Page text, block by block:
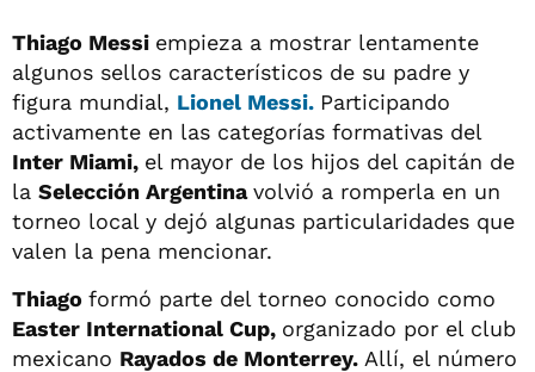
Thiago Messi empieza a mostrar lentamente
algunos sellos característicos de su padre y
figura mundial, Lionel Messi. Participando
activamente en las categorías formativas del
Inter Miami, el mayor de los hijos del capitán de
la Selección Argentinavolvió a romperla en un
torneo local y dejó algunas particularidades que
valen la pena mencionar.
Thiago formó parte del torneo conocido como
Easter International Cup, organizado por el club
mexicano Rayados de Monterrey. Allí, el número